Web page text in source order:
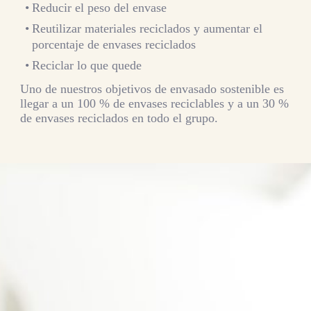
Reducir el peso del envase
Reutilizar materiales reciclados y aumentar el
porcentaje de envases reciclados
Reciclar lo que quede
Uno de nuestros objetivos de envasado sostenible es
llegar a un 100 % de envases reciclables y a un 30 %
de envases reciclados en todo el grupo.